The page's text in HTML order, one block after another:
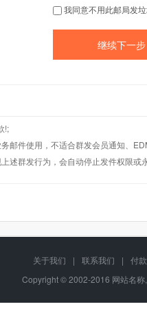
我同意不用此邮局发
!;
邮件使用，不适合群发会员通知、
述群发行为，会自动停止发件权限或
关于我们 | 联系我们 |
付
Copyright © 2002-2016 网站名